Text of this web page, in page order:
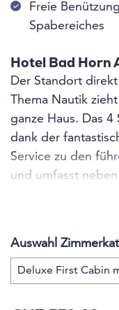
Freie
Spabereiches
Hotel Bad Horn
Der Standort
Thema Nautik
ganze Haus. Das
dank der
Service zu den
und umfasst
Seeterrasse, 2
Bodensee zählt.
der Sauna, mit
Auswahl